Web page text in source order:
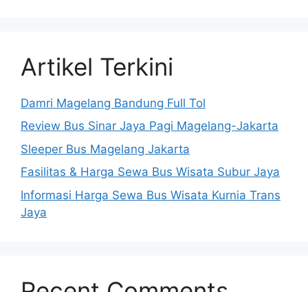
Artikel Terkini
Damri Magelang Bandung Full Tol
Review Bus Sinar Jaya Pagi Magelang-Jakarta
Sleeper Bus Magelang Jakarta
Fasilitas & Harga Sewa Bus Wisata Subur Jaya
Informasi Harga Sewa Bus Wisata Kurnia Trans
Jaya